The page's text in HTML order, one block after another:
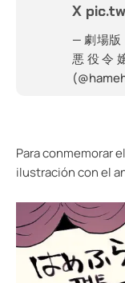
X
— 劇場版
悪役令
Para conmemorar
ilustración con el